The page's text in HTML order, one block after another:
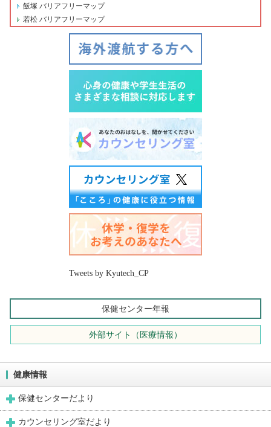
飯塚 バリアフリーマップ
若松 バリアフリーマップ
Tweets by Kyutech_CP
保健センター年報
外部サイト（医療情報）
健康情報
保健センターだより
カウンセリング室だより